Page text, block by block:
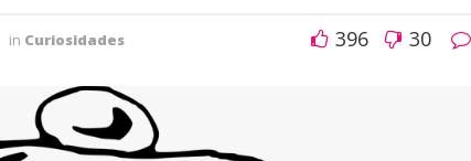
in Curiosidades 396 30